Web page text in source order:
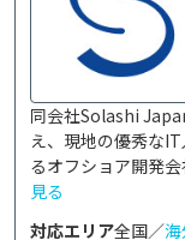
同会社Solashi
え、現地の優秀な
るオフショア開発
見る
対応エリア全国／海